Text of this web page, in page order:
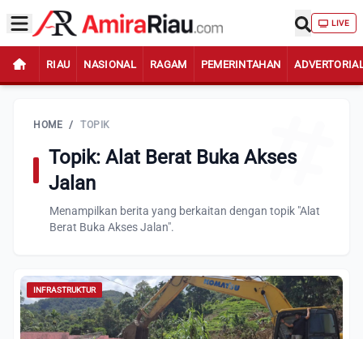
LIVE
RIAU NASIONAL RAGAM PEMERINTAHAN
HOME / TOPIK
Topik: Alat Berat Buka Akses
Jalan
Menampilkan berita yang berkaitan dengan topik "Alat
Berat Buka Akses Jalan".
INFRASTRUKTUR